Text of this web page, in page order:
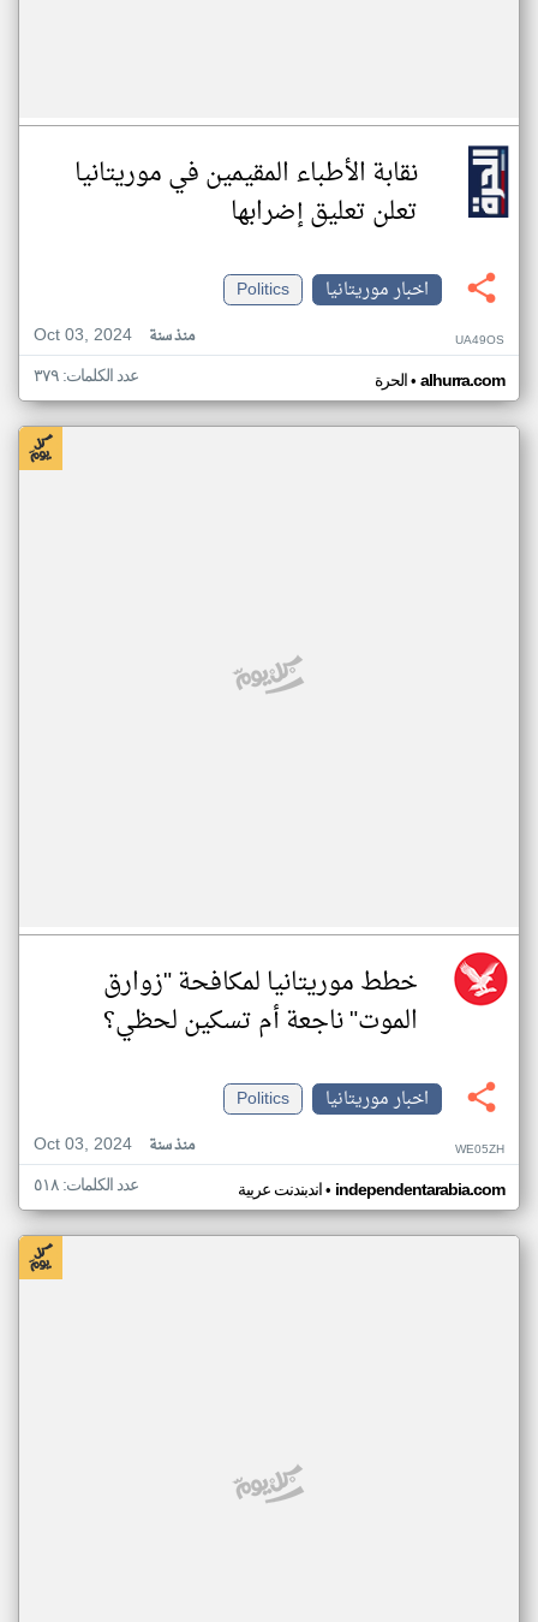
نقابة الأطباء المقيمين في موريتانيا
تعلن تعليق إضرابها
اخبار موريتانيا
Politics
Oct 03, 2024
منذ سنة UA49OS
الحرة• alhurra.com عدد الكلمات: ٣٧٩
خطط موريتانيا لمكافحة "زوارق
الموت" ناجعة أم تسكين لحظي؟
اخبار موريتانيا
Politics
Oct 03, 2024
منذ سنة WE05ZH
اندبندنت عربية• independentarabia.com عدد الكلمات: ٥١٨